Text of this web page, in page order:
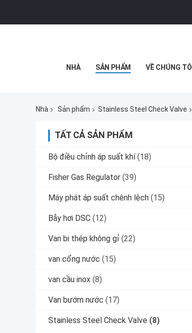
NHÀ SẢN PHẨM VỀ CHÚNG TÔI
Nhà Sản phẩm Stainless Steel Check Valve
TẤT CẢ SẢN PHẨM
Bộ điều chỉnh áp suất khí (18)
Fisher Gas Regulator (39)
Máy phát áp suất chênh lệch (15)
Bẫy hơi DSC (12)
Van bi thép không gỉ (22)
van cổng nước (15)
van cầu inox (8)
Van bướm nước (17)
Stainless Steel Check Valve (8)